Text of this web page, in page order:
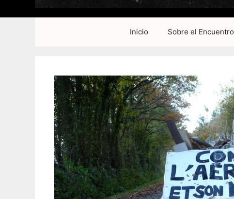
Inicio Sobre el Encuentro